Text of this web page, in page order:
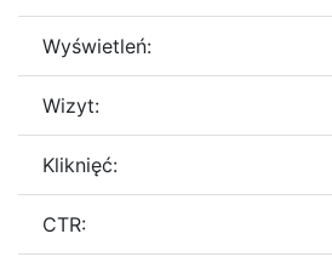
Wyświetleń:
Wizyt:
Kliknięć:
CTR: